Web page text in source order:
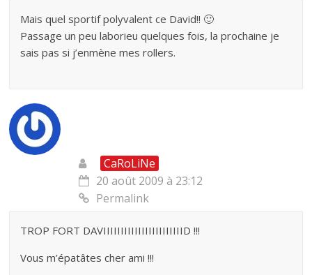
Mais quel sportif polyvalent ce David!! 🙂
Passage un peu laborieu quelques fois, la prochaine je
sais pas si j’enmène mes rollers.
CaRoLiNe
20 août 2009 à 23:12
Permalink
TROP FORT DAVIIIIIIIIIIIIIIIIIIIIIIID !!!
Vous m’épatâtes cher ami !!!